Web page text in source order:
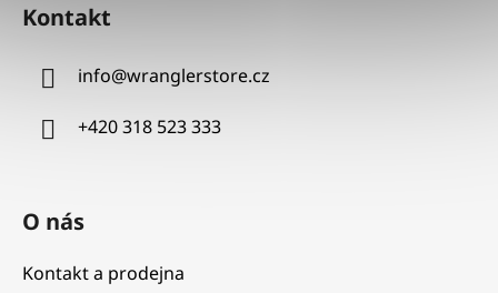
Kontakt
info@wranglerstore.cz
+420 318 523 333
O nás
Kontakt a prodejna